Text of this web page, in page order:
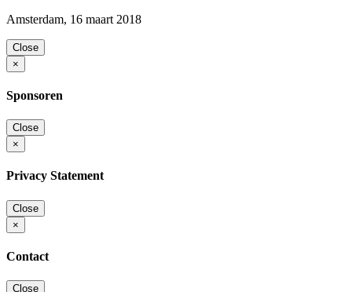
Amsterdam, 16 maart 2018
Close
×
Sponsoren
Close
×
Privacy Statement
Close
×
Contact
Close